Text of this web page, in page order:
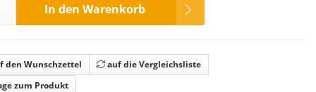
In den Warenkorb
den Wunschzettel
auf die Vergleichsliste
zum Produkt